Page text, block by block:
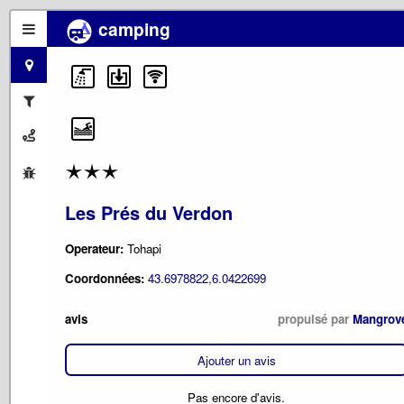
camping
Les Prés du Verdon
Operateur: Tohapi
Coordonnées: 43.6978822,6.0422699
avis propulsé par
Ajouter un avis
Pas encore d'avis.